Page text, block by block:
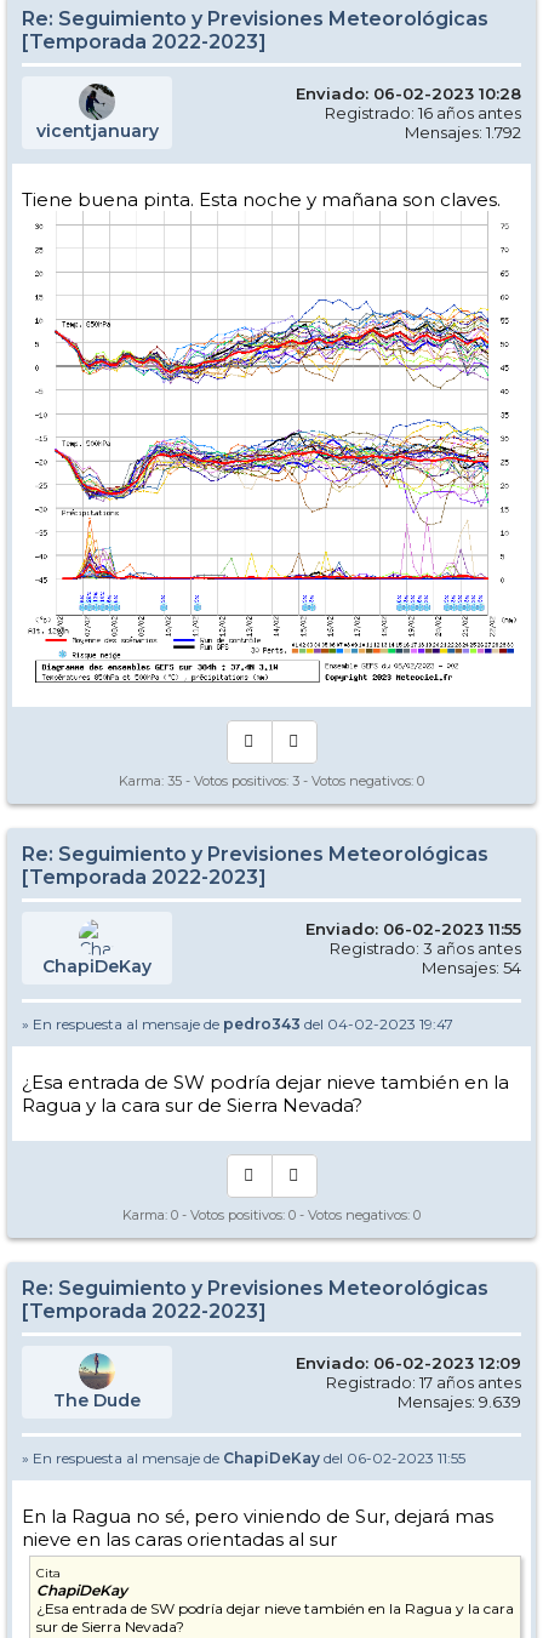
Re: Seguimiento y Previsiones Meteorológicas
[Temporada 2022-2023]
vicentjanuary
Enviado: 06-02-2023 10:28
Registrado: 16 años antes
Mensajes: 1.792
Tiene buena pinta. Esta noche y mañana son claves.
Karma: 35 - Votos positivos: 3 - Votos negativos: 0
Re: Seguimiento y Previsiones Meteorológicas
[Temporada 2022-2023]
ChapiDeKay
Enviado: 06-02-2023 11:55
Registrado: 3 años antes
Mensajes: 54
» En respuesta al mensaje de pedro343 del 04-02-2023 19:47
¿Esa entrada de SW podría dejar nieve también en la
Ragua y la cara sur de Sierra Nevada?
Karma: 0 - Votos positivos: 0 - Votos negativos: 0
Re: Seguimiento y Previsiones Meteorológicas
[Temporada 2022-2023]
The Dude
Enviado: 06-02-2023 12:09
Registrado: 17 años antes
Mensajes: 9.639
» En respuesta al mensaje de ChapiDeKay del 06-02-2023 11:55
En la Ragua no sé, pero viniendo de Sur, dejará mas
nieve en las caras orientadas al sur
Cita
ChapiDeKay
¿Esa entrada de SW podría dejar nieve también en la Ragua y la cara
sur de Sierra Nevada?